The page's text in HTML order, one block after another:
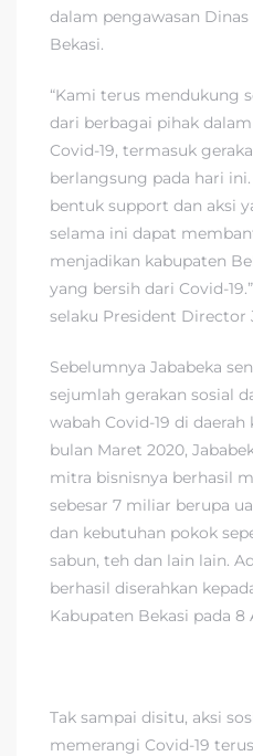
dalam pengawasan
Bekasi.
“Kami terus mendukung
dari berbagai pihak
Covid-19, termasuk
berlangsung pada hari
bentuk support dan aksi
selama ini dapat
menjadikan kabupaten
yang bersih dari Covid-
selaku President Director
Sebelumnya Jababeka
sejumlah gerakan sosial
wabah Covid-19 di
bulan Maret 2020,
mitra bisnisnya berhasil
sebesar 7 miliar berupa
dan kebutuhan pokok
sabun, teh dan lain lain.
berhasil diserahkan
Kabupaten Bekasi pada 8
Tak sampai disitu, aksi
memerangi Covid-19